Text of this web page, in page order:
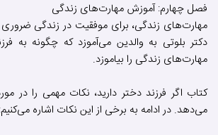
فصل چهارم: آموزش مهارت‌های زندگی
مهارت‌های زندگی، برای موفقیت در زندگی
دکتر بلوتی به والدین می‌آموزد که چگونه به
مهارت‌های زندگی را بیاموزد.
کتاب اگر فرزند دختر دارید، نکات مهمی را در
می‌دهد. در ادامه به برخی از این نکات اشاره می‌کنیم: